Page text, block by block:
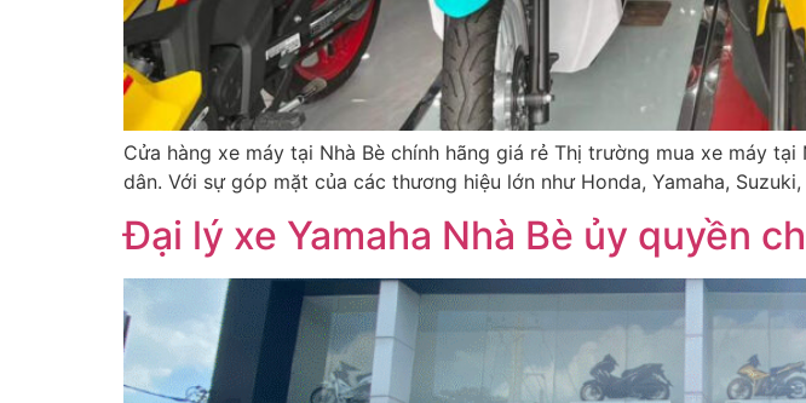
Cửa hàng xe máy tại Nhà Bè chính hãng giá rẻ Thị trường mua xe máy
dân. Với sự góp mặt của các thương hiệu lớn như Honda, Yamaha,
Đại lý xe Yamaha Nhà Bè ủy quyền